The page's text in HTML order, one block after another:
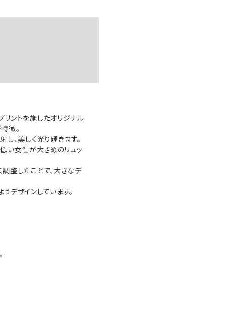
ントを施したオリジナル
徴。
、美しく光り輝きます。
い女性が大きめのリュッ
整したことで、大きなデ
デザインしています。